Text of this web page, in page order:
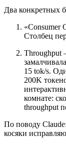
Два конкретных
«Consumer
Столбец
Throughput
15 tok/s.
200K
комнате:
throughput
По поводу
косяки